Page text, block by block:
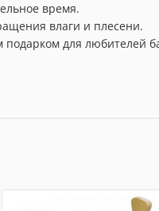
время.
влаги и плесени.
для любителей